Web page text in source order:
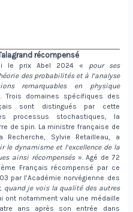
récompensé
le prix Abel 2024 « pour ses
des probabilités et à l’analyse
remarquables en physique
domaines spécifiques des
sont distingués par cette
processus stochastiques, la
de spin. La ministre française de
Recherche, Sylvie Retailleau, a
le dynamisme et l’excellence de la
ainsi récompensés». Agé de 72
Français récompensé par ce
par l’Académie norvégienne des
quand je vois la qualité des autres
ont notamment valu une médaille
ans après son entrée dans